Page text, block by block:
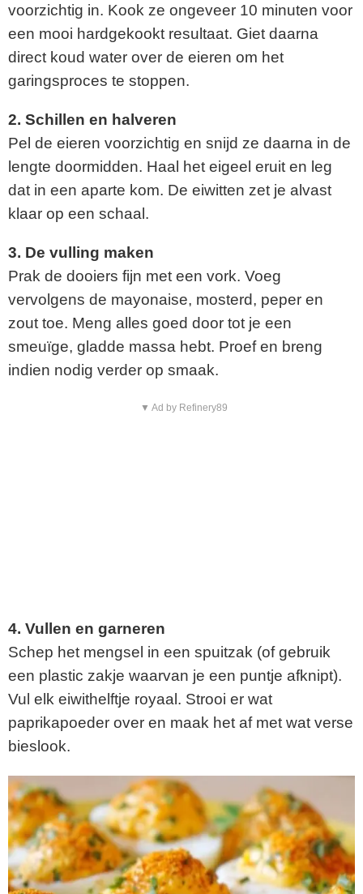
voorzichtig in. Kook ze ongeveer 10 minuten voor
een mooi hardgekookt resultaat. Giet daarna
direct koud water over de eieren om het
garingsproces te stoppen.
2. Schillen en halveren
Pel de eieren voorzichtig en snijd ze daarna in de
lengte doormidden. Haal het eigeel eruit en leg
dat in een aparte kom. De eiwitten zet je alvast
klaar op een schaal.
3. De vulling maken
Prak de dooiers fijn met een vork. Voeg
vervolgens de mayonaise, mosterd, peper en
zout toe. Meng alles goed door tot je een
smeuïge, gladde massa hebt. Proef en breng
indien nodig verder op smaak.
▼ Ad by Refinery89
4. Vullen en garneren
Schep het mengsel in een spuitzak (of gebruik
een plastic zakje waarvan je een puntje afknipt).
Vul elk eiwithelftje royaal. Strooi er wat
paprikapoeder over en maak het af met wat verse
bieslook.